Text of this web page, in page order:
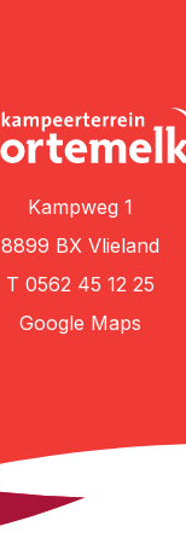
Kampweg 1
8899 BX Vlieland
T 0562 45 12 25
Google Maps